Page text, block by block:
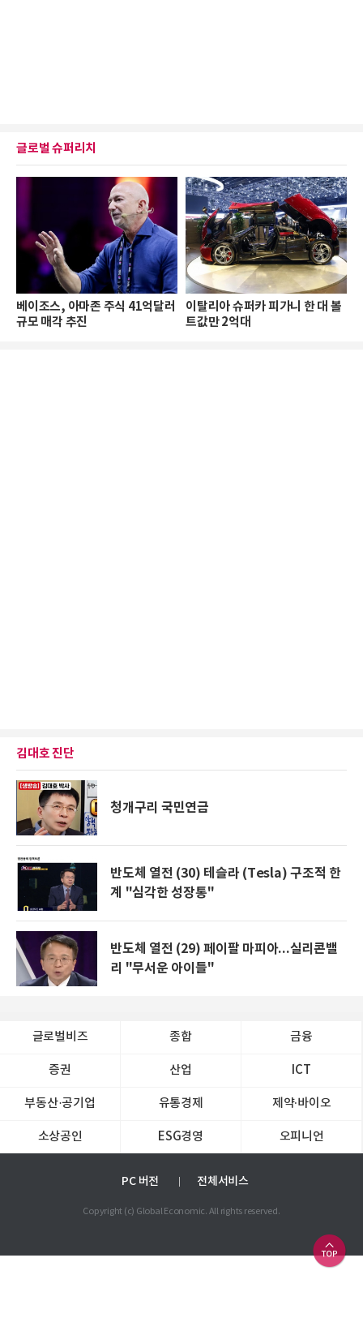
글로벌 슈퍼리치
베이조스, 아마존 주식 41억달러
규모 매각 추진
이탈리아 슈퍼카 피가니 한 대 볼
트값만 2억대
김대호 진단
청개구리 국민연금
반도체 열전 (30) 테슬라 (Tesla) 구조적 한
계 "심각한 성장통"
반도체 열전 (29) 페이팔 마피아...실리콘밸
리 "무서운 아이들"
글로벌비즈 종합 금융
증권 산업 ICT
부동산·공기업 유통경제 제약∙바이오
소상공인 ESG경영 오피니언
PC 버전 전체서비스
Copyright (c) Global Economic. All rights reserved.